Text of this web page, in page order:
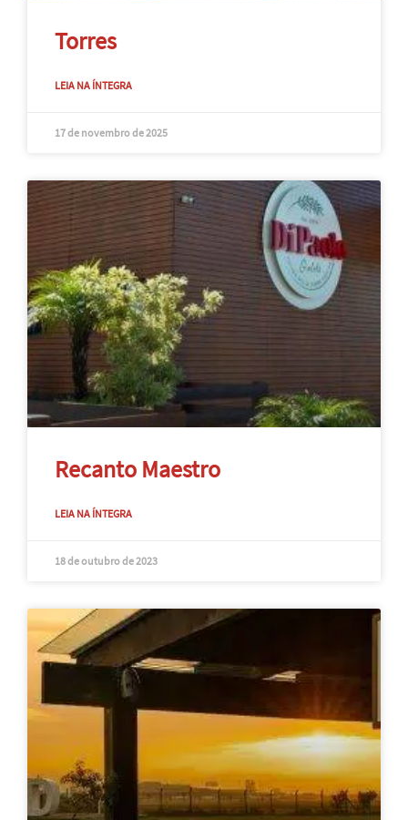
Torres
LEIA NA ÍNTEGRA
17 de novembro de 2025
Recanto Maestro
LEIA NA ÍNTEGRA
18 de outubro de 2023